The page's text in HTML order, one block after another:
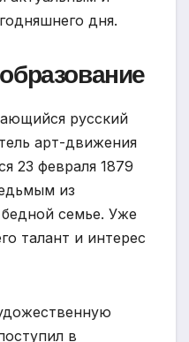
дня.
русский
арт-движения
23 февраля 1879
из
семье. Уже
талант и интерес
в